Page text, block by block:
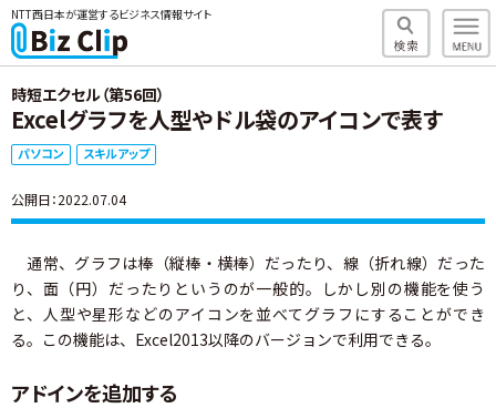
NTT西日本が運営するビジネス情報サイト
時短エクセル（第56回）
Excelグラフを人型やドル袋のアイコンで表す
パソコン スキルアップ
公開日：2022.07.04
通常、グラフは棒（縦棒・横棒）だったり、線（折れ線）だった
り、面（円）だったりというのが一般的。しかし別の機能を使う
と、人型や星形などのアイコンを並べてグラフにすることができ
る。この機能は、Excel2013以降のバージョンで利用できる。
アドインを追加する